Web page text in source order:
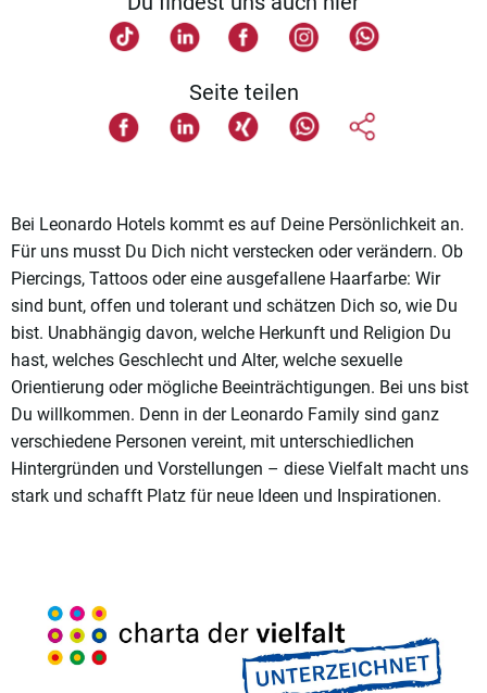
Seite teilen
Bei Leonardo Hotels kommt es auf Deine Persönlichkeit an.
Für uns musst Du Dich nicht verstecken oder verändern. Ob
Piercings, Tattoos oder eine ausgefallene Haarfarbe: Wir
sind bunt, offen und tolerant und schätzen Dich so, wie Du
bist. Unabhängig davon, welche Herkunft und Religion Du
hast, welches Geschlecht und Alter, welche sexuelle
Orientierung oder mögliche Beeinträchtigungen. Bei uns bist
Du willkommen. Denn in der Leonardo Family sind ganz
verschiedene Personen vereint, mit unterschiedlichen
Hintergründen und Vorstellungen – diese Vielfalt macht uns
stark und schafft Platz für neue Ideen und Inspirationen.